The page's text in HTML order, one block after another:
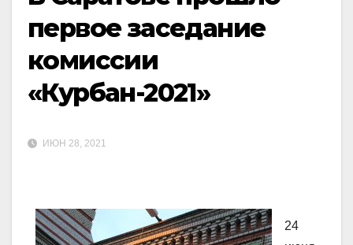
первое заседание
комиссии
«Курбан-2021»
ИЮН 28, 2021
24